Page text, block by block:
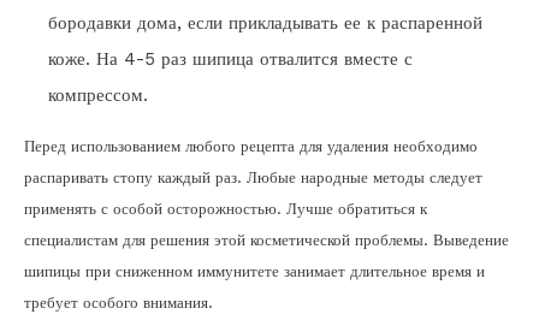
бородавки дома, если прикладывать ее к распаренной
коже. На 4-5 раз шипица отвалится вместе с
компрессом.
Перед использованием любого рецепта для удаления необходимо
распаривать стопу каждый раз. Любые народные методы следует
применять с особой осторожностью. Лучше обратиться к
специалистам для решения этой косметической проблемы. Выведение
шипицы при сниженном иммунитете занимает длительное время и
требует особого внимания.